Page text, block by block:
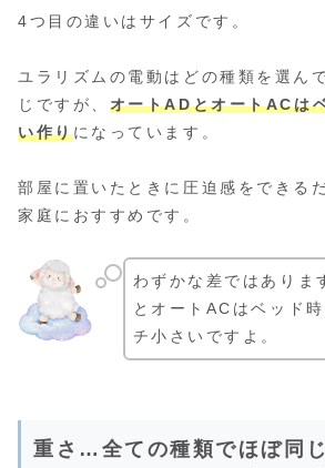
4つ目の違いはサイズです。
ユラリズムの電動はどの種類を選ん
じですが、 オートADとオートACは
い作りになっています。
部屋に置いたときに圧迫感をできる
家庭におすすめです。
わずかな差ではあり
とオートACはベッド
チ小さいですよ。
重さ…全ての種類でほぼ同